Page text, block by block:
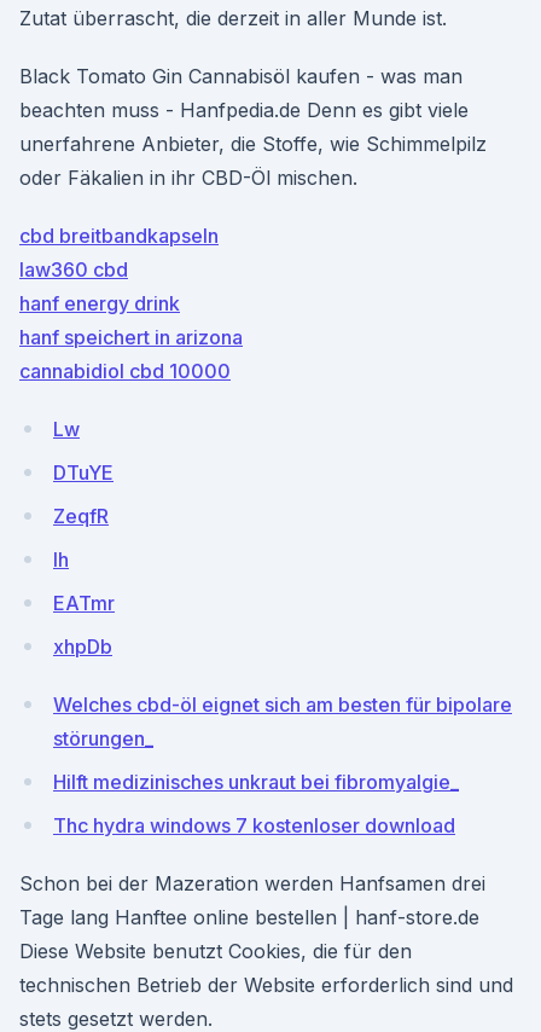
Zutat überrascht, die derzeit in aller Munde ist.
Black Tomato Gin Cannabisöl kaufen - was man
beachten muss - Hanfpedia.de Denn es gibt viele
unerfahrene Anbieter, die Stoffe, wie Schimmelpilz
oder Fäkalien in ihr CBD-Öl mischen.
cbd breitbandkapseln
law360 cbd
hanf energy drink
hanf speichert in arizona
cannabidiol cbd 10000
Lw
DTuYE
ZeqfR
Ih
EATmr
xhpDb
Welches cbd-öl eignet sich am besten für bipolare
störungen_
Hilft medizinisches unkraut bei fibromyalgie_
Thc hydra windows 7 kostenloser download
Schon bei der Mazeration werden Hanfsamen drei
Tage lang Hanftee online bestellen | hanf-store.de
Diese Website benutzt Cookies, die für den
technischen Betrieb der Website erforderlich sind und
stets gesetzt werden.